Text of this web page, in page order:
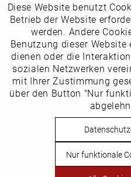
Folgen Sie uns
Newsletter
Datenschutzbestimmungen
vom Newsletter abmelden.
Vertrag
Funktionale
Marketing
Tracking
Diese Website benutzt
Betrieb der Website
werden. Andere
Benutzung dieser Website
dienen oder die
sozialen Netzwerken
mit Ihrer Zustimmung
über den Button "Nur
Nur funktionale